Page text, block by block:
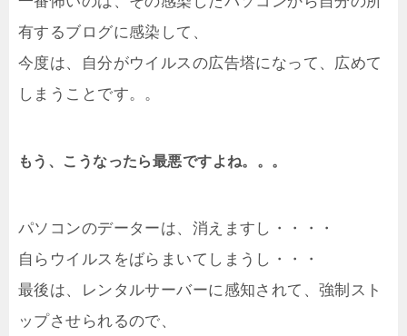
有するブログに感染して、
今度は、自分がウイルスの広告塔になって、広めて
しまうことです。。
もう、こうなったら最悪ですよね。。。
パソコンのデーターは、消えますし・・・・
自らウイルスをばらまいてしまうし・・・
最後は、レンタルサーバーに感知されて、強制スト
ップさせられるので、